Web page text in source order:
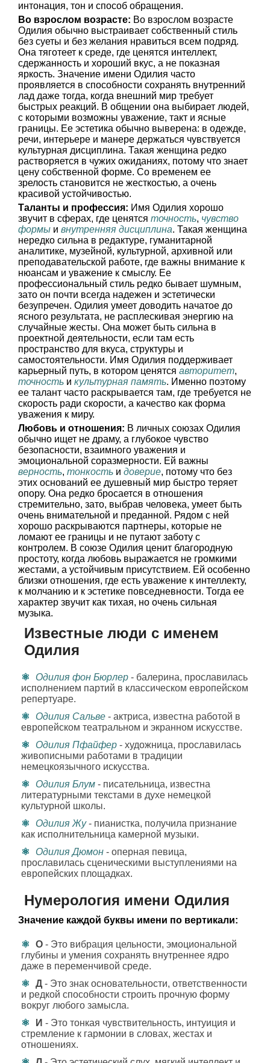
интонация, тон и способ обращения.
Во взрослом возрасте: Во взрослом возрасте
Одилия обычно выстраивает собственный стиль
без суеты и без желания нравиться всем подряд.
Она тяготеет к среде, где ценятся интеллект,
сдержанность и хороший вкус, а не показная
яркость. Значение имени Одилия часто
проявляется в способности сохранять внутренний
лад даже тогда, когда внешний мир требует
быстрых реакций. В общении она выбирает людей,
с которыми возможны уважение, такт и ясные
границы. Ее эстетика обычно выверена: в одежде,
речи, интерьере и манере держаться чувствуется
культурная дисциплина. Такая женщина редко
растворяется в чужих ожиданиях, потому что знает
цену собственной форме. Со временем ее
зрелость становится не жесткостью, а очень
красивой устойчивостью.
Таланты и профессия: Имя Одилия хорошо
звучит в сферах, где ценятся точность, чувство
формы и внутренняя дисциплина. Такая женщина
нередко сильна в редактуре, гуманитарной
аналитике, музейной, культурной, архивной или
преподавательской работе, где важны внимание к
нюансам и уважение к смыслу. Ее
профессиональный стиль редко бывает шумным,
зато он почти всегда надежен и эстетически
безупречен. Одилия умеет доводить начатое до
ясного результата, не расплескивая энергию на
случайные жесты. Она может быть сильна в
проектной деятельности, если там есть
пространство для вкуса, структуры и
самостоятельности. Имя Одилия поддерживает
карьерный путь, в котором ценятся авторитет,
точность и культурная память. Именно поэтому
ее талант часто раскрывается там, где требуется не
скорость ради скорости, а качество как форма
уважения к миру.
Любовь и отношения: В личных союзах Одилия
обычно ищет не драму, а глубокое чувство
безопасности, взаимного уважения и
эмоциональной соразмерности. Ей важны
верность, тонкость и доверие, потому что без
этих оснований ее душевный мир быстро теряет
опору. Она редко бросается в отношения
стремительно, зато, выбрав человека, умеет быть
очень внимательной и преданной. Рядом с ней
хорошо раскрываются партнеры, которые не
ломают ее границы и не путают заботу с
контролем. В союзе Одилия ценит благородную
простоту, когда любовь выражается не громкими
жестами, а устойчивым присутствием. Ей особенно
близки отношения, где есть уважение к интеллекту,
к молчанию и к эстетике повседневности. Тогда ее
характер звучит как тихая, но очень сильная
музыка.
Известные люди с именем
Одилия
Одилия фон Бюрлер - балерина, прославилась
исполнением партий в классическом европейском
репертуаре.
Одилия Сальве - актриса, известна работой в
европейском театральном и экранном искусстве.
Одилия Пфайфер - художница, прославилась
живописными работами в традиции
немецкоязычного искусства.
Одилия Блум - писательница, известна
литературными текстами в духе немецкой
культурной школы.
Одилия Жу- пианистка, получила признание
как исполнительница камерной музыки.
Одилия Дюмон - оперная певица,
прославилась сценическими выступлениями на
европейских площадках.
Нумерология имени Одилия
Значение каждой буквы имени по вертикали:
О - Это вибрация цельности, эмоциональной
глубины и умения сохранять внутреннее ядро
даже в переменчивой среде.
Д - Это знак основательности, ответственности
и редкой способности строить прочную форму
вокруг любого замысла.
И - Это тонкая чувствительность, интуиция и
стремление к гармонии в словах, жестах и
отношениях.